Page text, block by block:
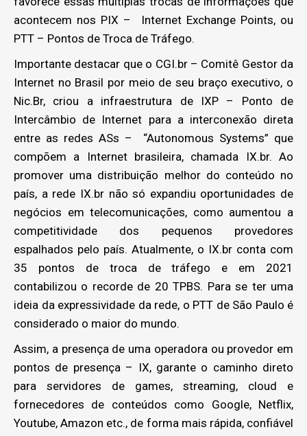
acontecem nos PIX – Internet Exchange Points, ou
PTT – Pontos de Troca de Tráfego.
Importante destacar que o CGI.br – Comitê Gestor da
Internet no Brasil por meio de seu braço executivo, o
Nic.Br, criou a infraestrutura de IXP – Ponto de
Intercâmbio de Internet para a interconexão direta
entre as redes ASs – “Autonomous Systems” que
compõem a Internet brasileira, chamada IX.br. Ao
promover uma distribuição melhor do conteúdo no
país, a rede IX.br não só expandiu oportunidades de
negócios em telecomunicações, como aumentou a
competitividade dos pequenos provedores
espalhados pelo país. Atualmente, o IX.br conta com
35 pontos de troca de tráfego e em 2021
contabilizou o recorde de 20 TPBS. Para se ter uma
ideia da expressividade da rede, o PTT de São Paulo é
considerado o maior do mundo.
Assim, a presença de uma operadora ou provedor em
pontos de presença – IX, garante o caminho direto
para servidores de games, streaming, cloud e
fornecedores de conteúdos como Google, Netflix,
Youtube, Amazon etc., de forma mais rápida, confiável